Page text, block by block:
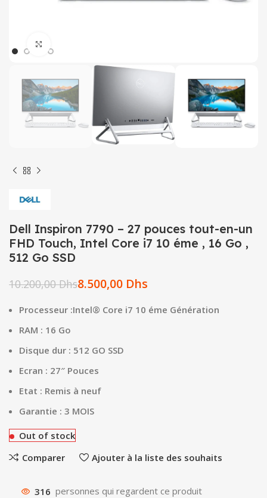
Dell Inspiron 7790 – 27 pouces tout-en-un
FHD Touch, Intel Core i7 10 éme , 16 Go ,
512 Go SSD
10.200,00Dhs8.500,00 Dhs
Processeur :Intel® Core i7 10 éme Génération
RAM : 16 Go
Disque dur : 512 GO SSD
Ecran : 27″ Pouces
Etat : Remis à neuf
Garantie : 3 MOIS
Out of stock
Comparer
Ajouter à la liste des souhaits
316 personnes qui regardent ce produit